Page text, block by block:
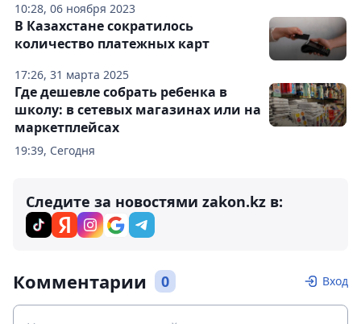
10:28, 06 ноября 2023
17:26, 31 марта 2025
В Казахстане сократилось
количество платежных карт
19:39, Сегодня
Где дешевле собрать ребенка в
школу: в сетевых магазинах или на
маркетплейсах
Следите за новостями zakon.kz в:
Комментарии 0 Вход